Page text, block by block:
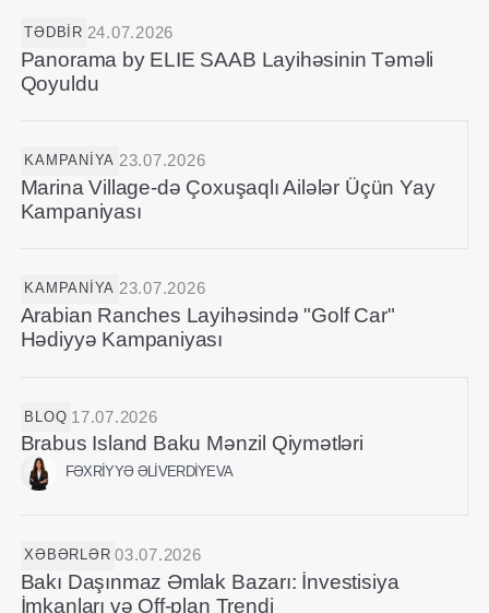
TƏDBIR 24.07.2026
Panorama by ELIE SAAB Layihəsinin Təməli
Qoyuldu
KAMPANIYA 23.07.2026
Marina Village-də Çoxuşaqlı Ailələr Üçün Yay
Kampaniyası
KAMPANIYA 23.07.2026
Arabian Ranches Layihəsində "Golf Car"
Hədiyyə Kampaniyası
BLOQ 17.07.2026
Brabus Island Baku Mənzil Qiymətləri
FƏXRIYYƏ ƏLIVERDIYEVA
XƏBƏRLƏR 03.07.2026
Bakı Daşınmaz Əmlak Bazarı: İnvestisiya
İmkanları və Off-plan Trendi